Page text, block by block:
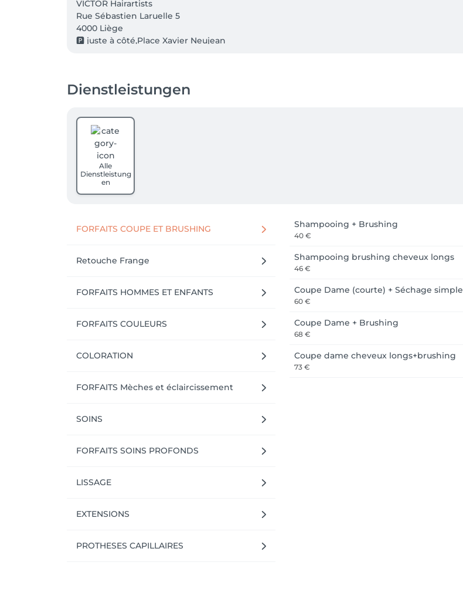
VICTOR Hairartists
Rue Sébastien Laruelle 5
4000 Liège
🅿️ juste à côté,Place Xavier Neujean
Dienstleistungen
Alle
Dienstleistung
en
FORFAITS COUPE ET BRUSHING
Retouche Frange
FORFAITS HOMMES ET ENFANTS
FORFAITS COULEURS
COLORATION
FORFAITS Mèches et éclaircissement
SOINS
FORFAITS SOINS PROFONDS
LISSAGE
EXTENSIONS
PROTHESES CAPILLAIRES
Shampooing + Brushing
40 €
Shampooing brushing cheveux longs
46 €
Coupe Dame (courte) + Séchage simple
60 €
Coupe Dame + Brushing
68 €
Coupe dame cheveux longs+brushing
73 €